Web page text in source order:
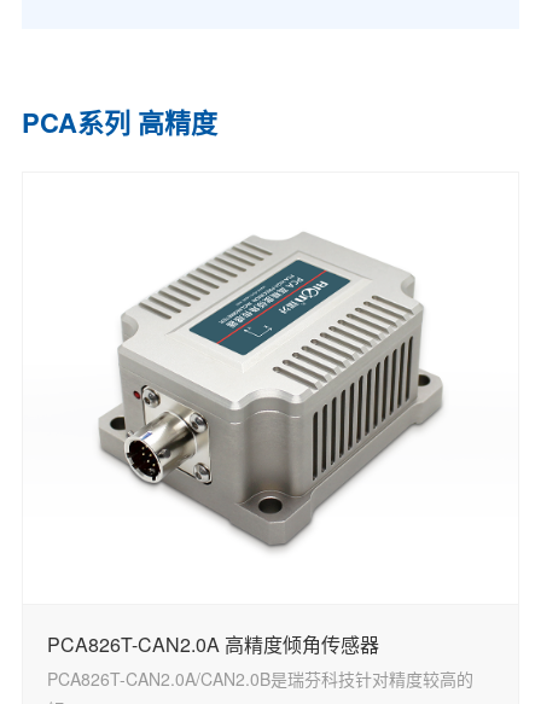
PCA系列 高精度
PCA826T-CAN2.0A 高精度倾角传感器
PCA826T-CAN2.0A/CAN2.0B是瑞芬科技针对精度较高的